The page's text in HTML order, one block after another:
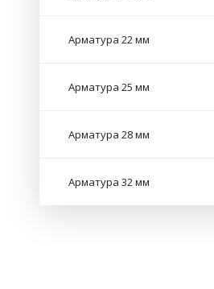
Арматура 22 мм
Арматура 25 мм
Арматура 28 мм
Арматура 32 мм